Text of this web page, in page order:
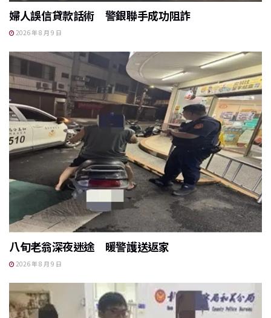
婦人誤信貸款話術 警銀聯手成功阻詐
2026 年 8 月 9 日
八旬老翁深夜迷途 暖警護送返家
2026 年 8 月 9 日